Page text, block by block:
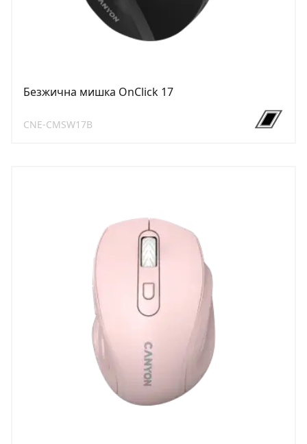
Безжична мишка OnClick 17
CNE-CMSW17B